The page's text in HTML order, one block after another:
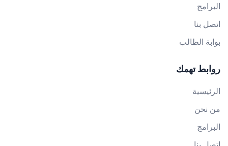
البرامج
اتصل بنا
بوابة الطالب
روابط تهمك
الرئيسية
من نحن
البرامج